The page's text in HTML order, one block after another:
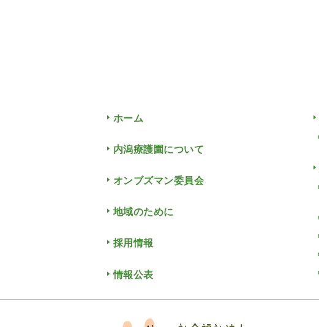
ホーム
内潟療護園について
オンブズマン委員会
地域のために
採用情報
情報公表